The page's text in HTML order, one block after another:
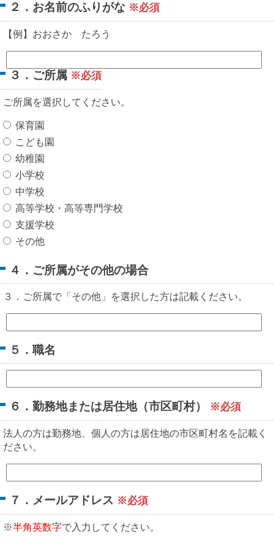
２．お名前のふりがな ※必須
【例】おおさか たろう
３．ご所属 ※必須
ご所属を選択してください。
保育園
こども園
幼稚園
小学校
中学校
高等学校・高等専門学校
支援学校
その他
４．ご所属がその他の場合
３．ご所属で「その他」を選択した方は記載ください。
５．職名
６．勤務地または居住地（市区町村） ※必須
法人の方は勤務地、個人の方は居住地の市区町村名を記載く
ださい。
７．メールアドレス ※必須
※半角英数字で入力してください。